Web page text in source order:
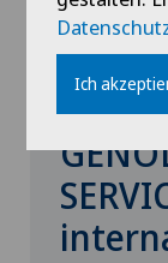
Ich